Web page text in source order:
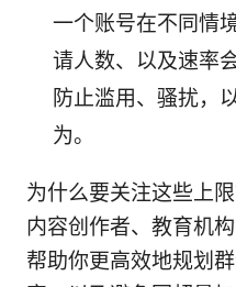
一个账号在不同情
请人数、以及速率
防止滥用、骚扰，
为。
为什么要关注这些上
内容创作者、教育机
帮助你更高效地规划